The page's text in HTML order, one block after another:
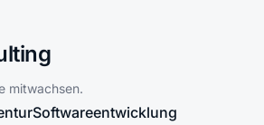
mitwachsen.
Softwareentwicklung